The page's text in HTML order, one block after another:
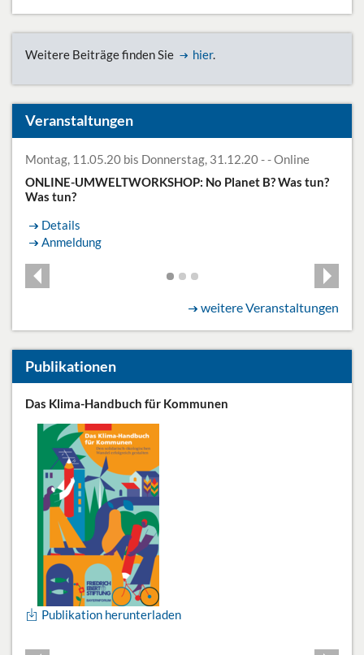
Weitere Beiträge finden Sie hier.
Veranstaltungen
Montag, 11.05.20 bis Donnerstag, 31.12.20 - - Online
ONLINE-UMWELTWORKSHOP: No Planet B? Was tun?
Was tun?
Details
Anmeldung
weitere Veranstaltungen
Publikationen
Das Klima-Handbuch für Kommunen
Publikation herunterladen